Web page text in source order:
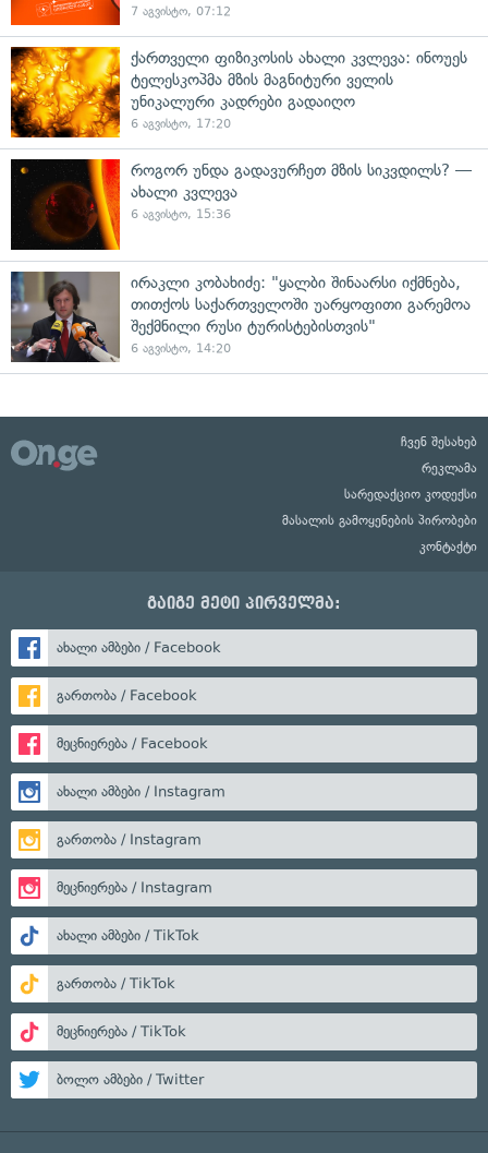
7 აგვისტო, 07:12
ქართველი ფიზიკოსის ახალი კვლევა: ინოუეს
ტელესკოპმა მზის მაგნიტური ველის
უნიკალური კადრები გადაიღო
6 აგვისტო, 17:20
როგორ უნდა გადავურჩეთ მზის სიკვდილს? —
ახალი კვლევა
6 აგვისტო, 15:36
ირაკლი კობახიძე: "ყალბი შინაარსი იქმნება,
თითქოს საქართველოში უარყოფითი გარემოა
შექმნილი რუსი ტურისტებისთვის"
6 აგვისტო, 14:20
ჩვენ შესახებ
რეკლამა
სარედაქციო კოდექსი
მასალის გამოყენების პირობები
კონტაქტი
გაიგე მეტი პირველმა:
ახალი ამბები / Facebook
გართობა / Facebook
მეცნიერება / Facebook
ახალი ამბები / Instagram
გართობა / Instagram
მეცნიერება / Instagram
ახალი ამბები / TikTok
გართობა / TikTok
მეცნიერება / TikTok
ბოლო ამბები / Twitter